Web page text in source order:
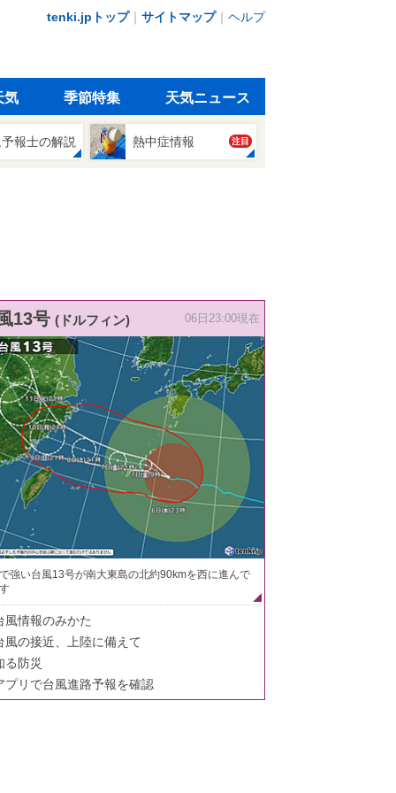
tenki.jpトップ｜ サイトマップ｜ ヘルプ
気 季節特集 天気ニュース
報士の解説 熱中症情報 注目
13号 (ドルフィン) 06日23:00現在
強い台風13号が南大東島の北約90kmを西に進んで
風情報のみかた
風の接近、上陸に備えて
る防災
プリで台風進路予報を確認